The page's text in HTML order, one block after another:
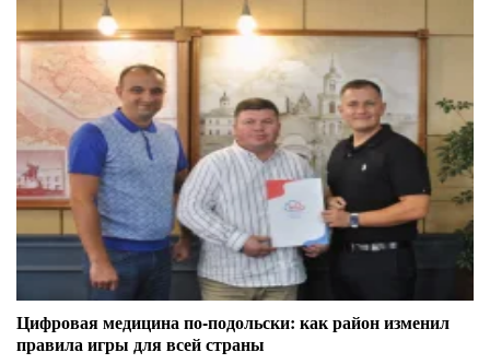
Цифровая медицина по-подольски: как район изменил
правила игры для всей страны